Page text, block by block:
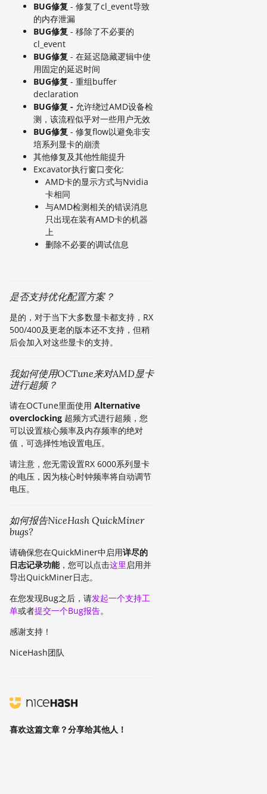
BUG修复 - 修复了cl_event导致
的内存泄漏
BUG修复 - 移除了不必要的
cl_event
BUG修复 - 在延迟隐藏逻辑中使
用固定的延迟时间
BUG修复 - 重组buffer
declaration
BUG修复 - 允许绕过AMD设备检
测，该流程似乎对一些用户无效
BUG修复 - 修复flow以避免非安
培系列显卡的崩溃
其他修复及其他性能提升
Excavator执行窗口变化:
AMD卡的显示方式与Nvidia
卡相同
与AMD检测相关的错误消息
只出现在装有AMD卡的机器
上
删除不必要的调试信息
是否支持优化配置方案？
是的，对于当下大多数显卡都支持，RX
500/400及更老的版本还不支持，但稍
后会加入对这些显卡的支持。
我如何使用OCTune来对AMD显卡
进行超频？
请在OCTune里面使用 Alternative
overclocking 超频方式进行超频，您
可以设置核心频率及内存频率的绝对
值，可选择性地设置电压。
请注意，您无需设置RX 6000系列显卡
的电压，因为核心时钟频率将自动调节
电压。
如何报告NiceHash QuickMiner
bugs?
请确保您在QuickMiner中启用详尽的
日志记录功能，您可以点击这里 启用并
导出QuickMiner日志。
在您发现Bug之后，请发起一个支持工
单或者提交一个Bug报告。
感谢支持！
NiceHash团队
喜欢这篇文章？分享给其他人！